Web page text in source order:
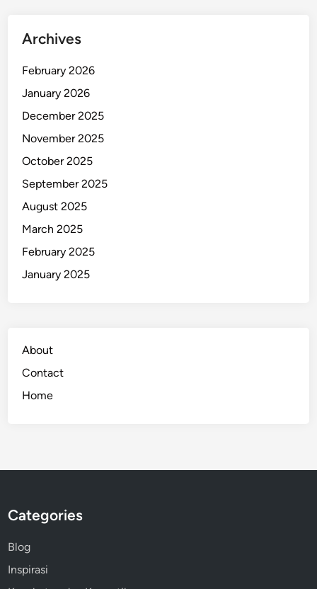
Archives
February 2026
January 2026
December 2025
November 2025
October 2025
September 2025
August 2025
March 2025
February 2025
January 2025
About
Contact
Home
Categories
Blog
Inspirasi